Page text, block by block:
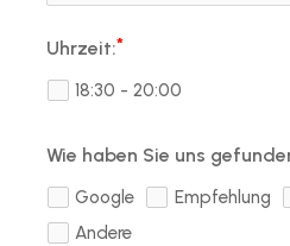
Uhrzeit:
18:30 - 20:00
Wie haben Sie uns
Google Empfehlung
Andere